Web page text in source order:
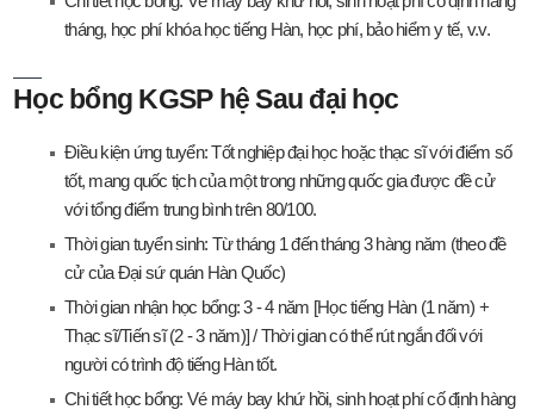
tháng, học phí khóa học tiếng Hàn, học phí, bảo hiểm y tế, v.v.
Học bổng KGSP hệ Sau đại học
Điều kiện ứng tuyển: Tốt nghiệp đại học hoặc thạc sĩ với điểm số
tốt, mang quốc tịch của một trong những quốc gia được đề cử
với tổng điểm trung bình trên 80/100.
Thời gian tuyển sinh: Từ tháng 1 đến tháng 3 hàng năm (theo đề
cử của Đại sứ quán Hàn Quốc)
Thời gian nhận học bổng: 3 - 4 năm [Học tiếng Hàn (1 năm) +
Thạc sĩ/Tiến sĩ (2 - 3 năm)] / Thời gian có thể rút ngắn đối với
người có trình độ tiếng Hàn tốt.
Chi tiết học bổng: Vé máy bay khứ hồi, sinh hoạt phí cố định hàng